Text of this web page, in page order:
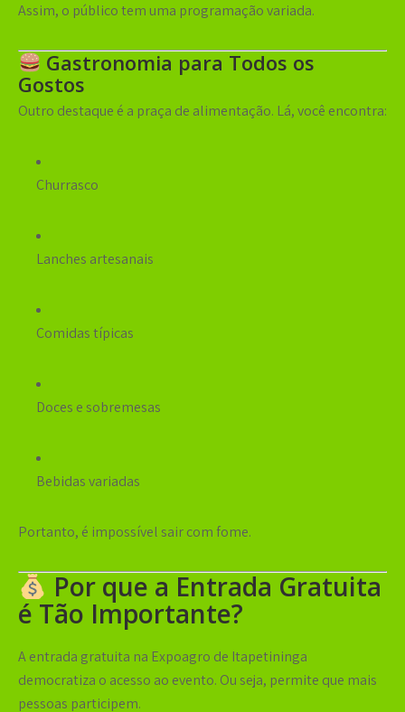
Assim, o público tem uma programação variada.
Gastronomia para Todos os
Gostos
Outro destaque é a praça de alimentação. Lá, você encontra:
Churrasco
Lanches artesanais
Comidas típicas
Doces e sobremesas
Bebidas variadas
Portanto, é impossível sair com fome.
Por que a Entrada Gratuita
é Tão Importante?
Aentrada gratuita na Expoagro de Itapetininga
democratiza o acesso ao evento. Ou seja, permite que mais
pessoas participem.